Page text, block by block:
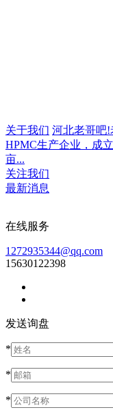
关于我们 河北老哥吧!
HPMC生产企业，成
亩...
关注我们
最新消息
在线服务
1272935344@qq.com
15630122398
发送询盘
*
*
*